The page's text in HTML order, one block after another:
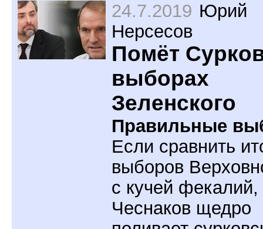
24.7.2019 Юрий
Нерсесов
Помёт
выборах
Зеленского
Правильные
Если сравнить
выборов
с кучей фекалий,
Чеснаков щедро